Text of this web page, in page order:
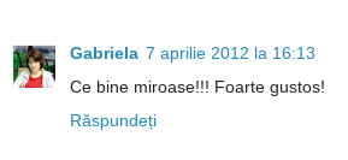
Gabriela 7 aprilie 2012 la 16:13
Ce bine miroase!!! Foarte gustos!
Răspundeți